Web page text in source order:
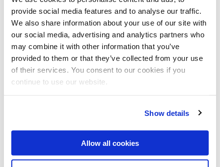
provide social media features and to analyse our traffic.
We also share information about your use of our site with
our social media, advertising and analytics partners who
may combine it with other information that you’ve
provided to them or that they’ve collected from your use
of their services. You consent to our cookies if you
continue to use our website.
Show details
Allow all cookies
im Denkmalschutz, wo er in matter Ausführung der optischen
Anmutung traditioneller Werkstoffe entspricht. Die herausragende
Haltbarkeit und Möglichkeit der schweißfreien Verarbeitung durch
Pressfittings in der Haustechnik bietet weitere entscheidende
Vorteile bei der Renovierung geschichtsträchtiger Bauten.
Hygiene, der man vertraut
hygienischen Eigenschaften von Edelstahl Rostfrei leiten sich nicht
finden keinen Nährboden, heißes Wasser und milde
Reinigungsmittel reichen aus, um Rückstände und
Verunreinigungen problemlos zu entfernen. Grundlage für diese